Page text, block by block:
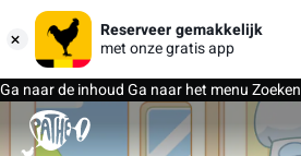
Reserveer gemakkelijk
met onze gratis app
Ga naar de inhoudGa naar het menuZoeken